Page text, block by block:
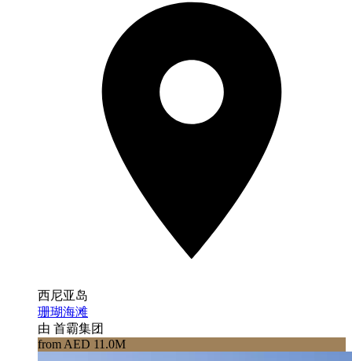
西尼亚岛
珊瑚海滩
由 首霸集团
from AED 11.0M